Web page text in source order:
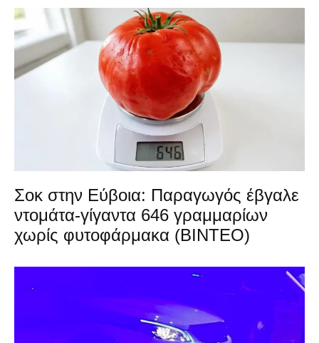
Σοκ στην Εύβοια: Παραγωγός έβγαλε
ντομάτα-γίγαντα 646 γραμμαρίων
χωρίς φυτοφάρμακα (ΒΙΝΤΕΟ)